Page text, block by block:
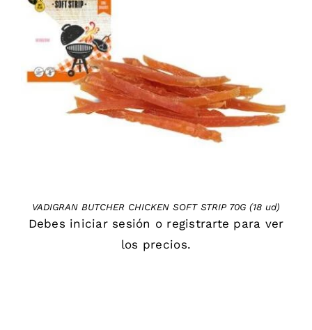
VADIGRAN BUTCHER CHICKEN SOFT STRIP 70G (18 ud)
Debes iniciar sesión o registrarte para ver
los precios.